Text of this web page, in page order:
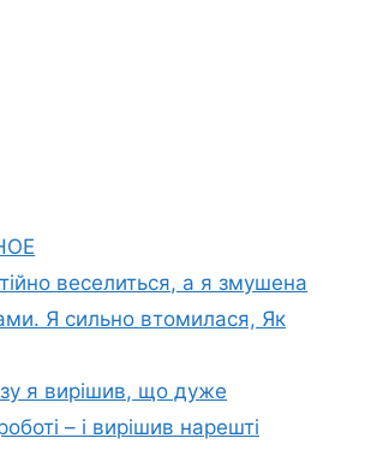
веселиться, а я змушена
Я сильно втомилася, Як
я вирішив, що дуже
– і вирішив нарешті